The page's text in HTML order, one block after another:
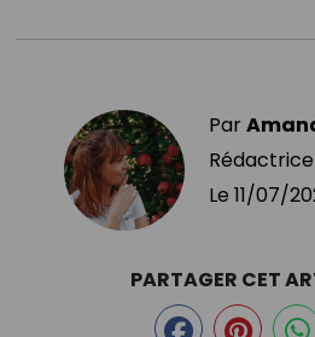
Par
Le 11/07/
PARTAGER CET